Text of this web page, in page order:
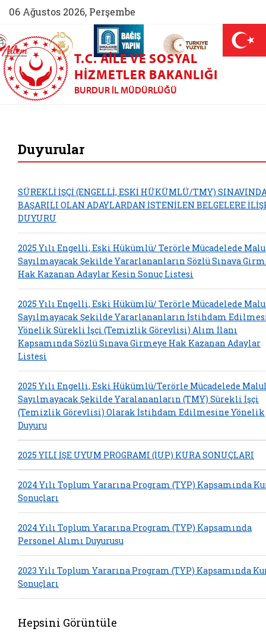
06 Ağustos 2026, Perşembe
(yeni sekmede açılır)
AİLEM İletişim Merkezi (yeni sekmede açılır)
Aile ve Nüfus On Yılı (yeni sekmede açılır)
Darülaceze bağış sayfası (yeni
T.C. AILE VE SOSYAL
HIZMETLER BAKANLIĞI
BURDUR İL MÜDÜRLÜĞÜ
Duyurular
SÜREKLİ İŞÇİ (ENGELLİ, ESKİ HÜKÜMLÜ/TMY)
BAŞARILI OLAN ADAYLARDAN İSTENİLEN BELGELERE
DUYURU
2025 Yılı Engelli, Eski Hükümlü/ Terörle Mücadelede
Sayılmayacak Şekilde Yararlananların Sözlü Sınava
Hak Kazanan Adaylar Kesin Sonuç Listesi
2025 Yılı Engelli, Eski Hükümlü/ Terörle Mücadelede
Sayılmayacak Şekilde Yararlananların İstihdam
Yönelik Sürekli İşçi (Temizlik Görevlisi) Alım İlanı
Kapsamında Sözlü Sınava Girmeye Hak Kazanan Adaylar
Listesi
2025 Yılı Engelli, Eski Hükümlü/Terörle Mücadelede
Sayılmayacak Şekilde Yaralananların (TMY) Sürekli İşçi
(Temizlik Görevlisi) Olarak İstihdam Edilmesine Yönelik
Duyuru
2025 YILI İŞE UYUM PROGRAMI (İUP) KURA SONUÇLARI
2024 Yılı Toplum Yararına Program (TYP) Kapsamında
Sonuçları
2024 Yılı Toplum Yararına Program (TYP) Kapsamında
Personel Alımı Duyurusu
2023 Yılı Toplum Yararına Program (TYP) Kapsamında
Sonuçları
Hepsini Görüntüle